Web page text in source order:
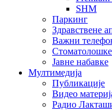
SHM
Паркинг
Здравствене
Важни
Јавне набавке
Мултимедија
Публикације
Видео
Радио